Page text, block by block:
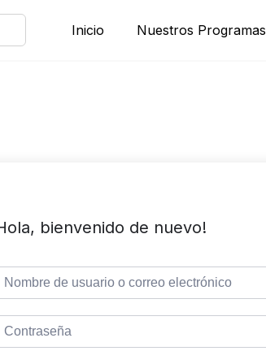
Inicio Nuestros Programas
bienvenido de nuevo!